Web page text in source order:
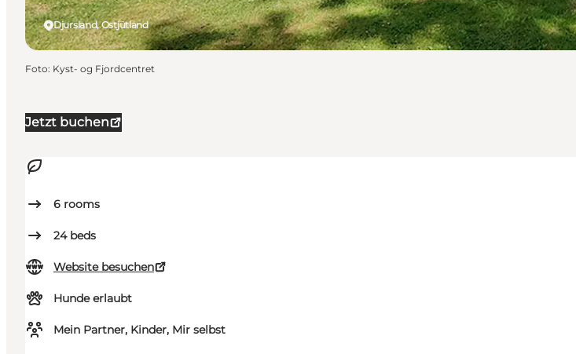
Jetzt buchen
6 rooms
24 beds
Website besuchen
Hunde erlaubt
Mein Partner, Kinder, Mir selbst
Djursland, Ostjütland
Foto: Kyst- og Fjordcentret